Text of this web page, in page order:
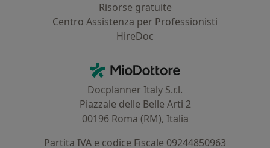
Risorse gratuite
Centro Assistenza per Professionisti
HireDoc
MioDottore - Homepage
Docplanner Italy S.r.l.
Piazzale delle Belle Arti 2
00196 Roma (RM), Italia
Partita IVA e codice Fiscale 09244850963